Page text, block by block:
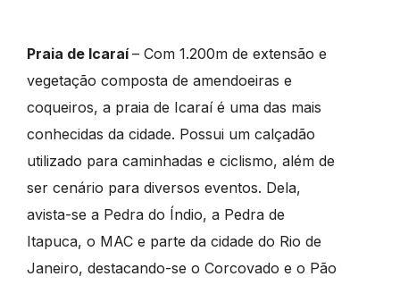
Praia de Icaraí– Com 1.200m de extensão e
vegetação composta de amendoeiras e
coqueiros, a praia de Icaraí é uma das mais
conhecidas da cidade. Possui um calçadão
utilizado para caminhadas e ciclismo, além de
ser cenário para diversos eventos. Dela,
avista-se a Pedra do Índio, a Pedra de
Itapuca, o MAC e parte da cidade do Rio de
Janeiro, destacando-se o Corcovado e o Pão